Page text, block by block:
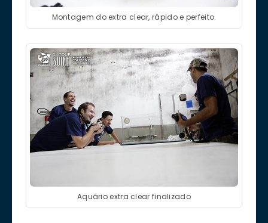
Montagem do extra clear, rápido e perfeito.
Aquário extra clear finalizado